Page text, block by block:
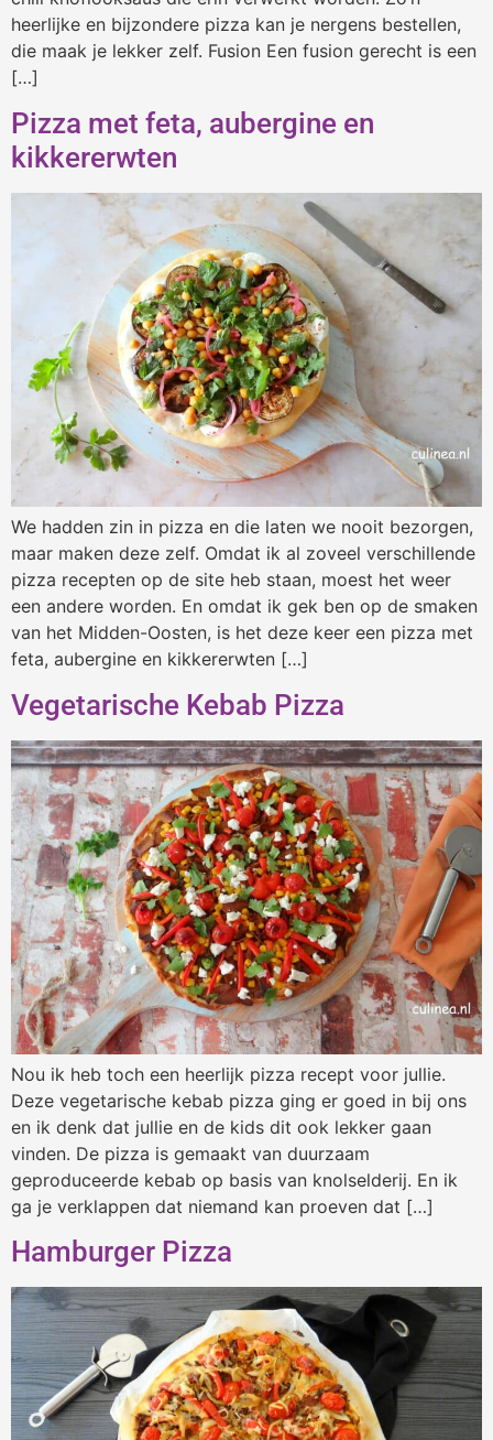
heerlijke en bijzondere pizza kan je nergens bestellen,
die maak je lekker zelf. Fusion Een fusion gerecht is een
[…]
Pizza met feta, aubergine en
kikkererwten
We hadden zin in pizza en die laten we nooit bezorgen,
maar maken deze zelf. Omdat ik al zoveel verschillende
pizza recepten op de site heb staan, moest het weer
een andere worden. En omdat ik gek ben op de smaken
van het Midden-Oosten, is het deze keer een pizza met
feta, aubergine en kikkererwten […]
Vegetarische Kebab Pizza
Nou ik heb toch een heerlijk pizza recept voor jullie.
Deze vegetarische kebab pizza ging er goed in bij ons
en ik denk dat jullie en de kids dit ook lekker gaan
vinden. De pizza is gemaakt van duurzaam
geproduceerde kebab op basis van knolselderij. En ik
ga je verklappen dat niemand kan proeven dat […]
Hamburger Pizza